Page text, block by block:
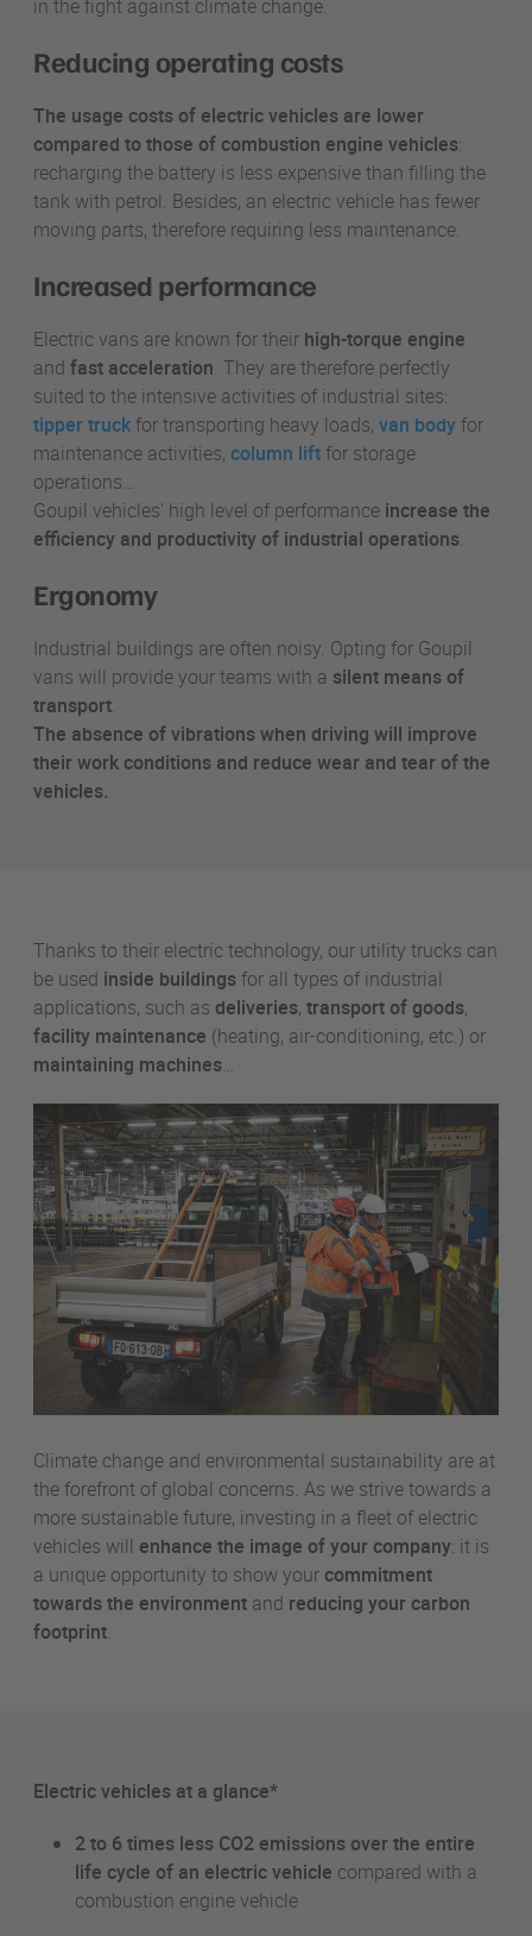
in the fight against climate change.
Reducing operating costs
The usage costs of electric vehicles are lower
compared to those of combustion engine vehicles:
recharging the battery is less expensive than filling the
tank with petrol. Besides, an electric vehicle has fewer
moving parts, therefore requiring less maintenance.
Increased performance
Electric vans are known for their high-torque engine
and fast acceleration. They are therefore perfectly
suited to the intensive activities of industrial sites:
tipper truckfor transporting heavy loads, van bodyfor
maintenance activities, column liftfor storage
operations…
Goupil vehicles’ high level of performance increase the
efficiency and productivity of industrial operations.
Ergonomy
Industrial buildings are often noisy. Opting for Goupil
vans will provide your teams with a silent means of
transport.
The absence of vibrations when driving will improve
their work conditions and reduce wear and tear of the
vehicles.
Thanks to their electric technology, our utility trucks can
be used inside buildingsfor all types of industrial
applications, such as deliveries, transport of goods,
facility maintenance (heating, air-conditioning, etc.) or
maintaining machines…
Climate change and environmental sustainability are at
the forefront of global concerns. As we strive towards a
more sustainable future, investing in a fleet of electric
vehicles will enhance the image of your company: it is
a unique opportunity to show your commitment
towards the environment and reducing your carbon
footprint.
Electric vehicles at a glance*
2 to 6 times less CO2 emissions over the entire
life cycle of an electric vehicle compared with a
combustion engine vehicle